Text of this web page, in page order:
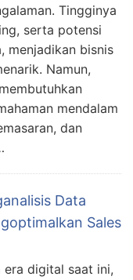
Tingginya
serta potensi
menjadikan bisnis
Namun,
mendalam
dan
Data
Sales
era digital saat ini,